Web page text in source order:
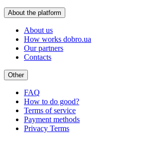
About the platform
About us
How works dobro.ua
Our partners
Contacts
Other
FAQ
How to do good?
Terms of service
Payment methods
Privacy Terms